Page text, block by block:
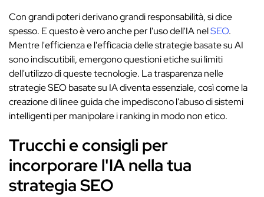
Con grandi poteri derivano grandi responsabilità, si dice
spesso. E questo è vero anche per l'uso dell'IA nelSEO.
Mentre l'efficienza e l'efficacia delle strategie basate su AI
sono indiscutibili, emergono questioni etiche sui limiti
dell'utilizzo di queste tecnologie. La trasparenza nelle
strategie SEO basate su IA diventa essenziale, così come la
creazione di linee guida che impediscono l'abuso di sistemi
intelligenti per manipolare i ranking in modo non etico.
Trucchi e consigli per
incorporare l'IA nella tua
strategia SEO